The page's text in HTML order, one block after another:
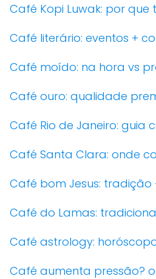
Café Kopi Luwak: por que
Café literário: eventos +
Café moído: na hora vs
Café ouro: qualidade
Café Rio de Janeiro: guia
Café Santa Clara: onde
Café bom Jesus:
Café do Lamas:
Café astrology:
Café aumenta pressão?